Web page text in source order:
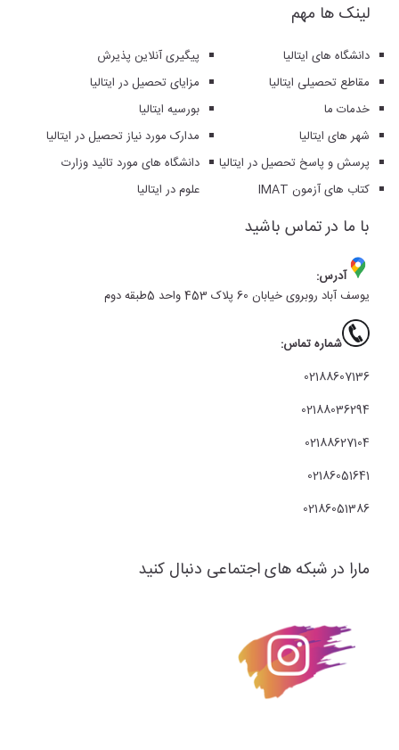
لینک ها مهم
پیگیری آنلاین پذیرش
مزایای تحصیل در ایتالیا
بورسیه ایتالیا
مدارک مورد نیاز تحصیل در ایتالیا
دانشگاه های مورد تائید وزارت
علوم در ایتالیا
دانشگاه های ایتالیا
مقاطع تحصیلی ایتالیا
خدمات ما
شهر های ایتالیا
پرسش و پاسخ تحصیل در ایتالیا
کتاب های آزمون IMAT
با ما در تماس باشید
آدرس:
یوسف آباد روبروی خیابان 60 پلاک 453 واحد 5طبقه دوم
شماره تماس:
02188607136
02188036294
02188627104
02186051641
02186051386
مارا در شبکه های اجتماعی دنبال کنید